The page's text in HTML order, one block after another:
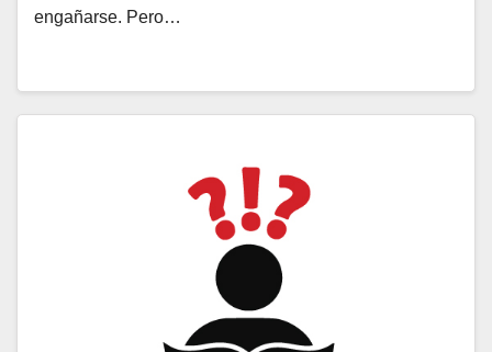
engañarse. Pero…